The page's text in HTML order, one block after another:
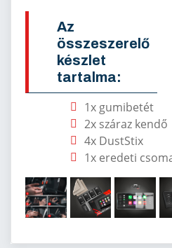
Az
összeszerelő
készlet
tartalma:
1x gumibetét
2x száraz kendő
4x DustStix
1x eredeti